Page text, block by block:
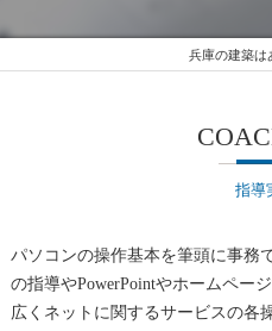
兵庫の建築は
指導
パソコンの操作基本を筆頭に事務
の指導やPowerPointやホームペー
広くネットに関するサービスの各